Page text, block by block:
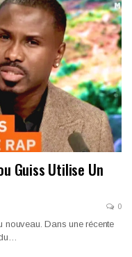
Guiss Utilise Un
0
Dans une récente